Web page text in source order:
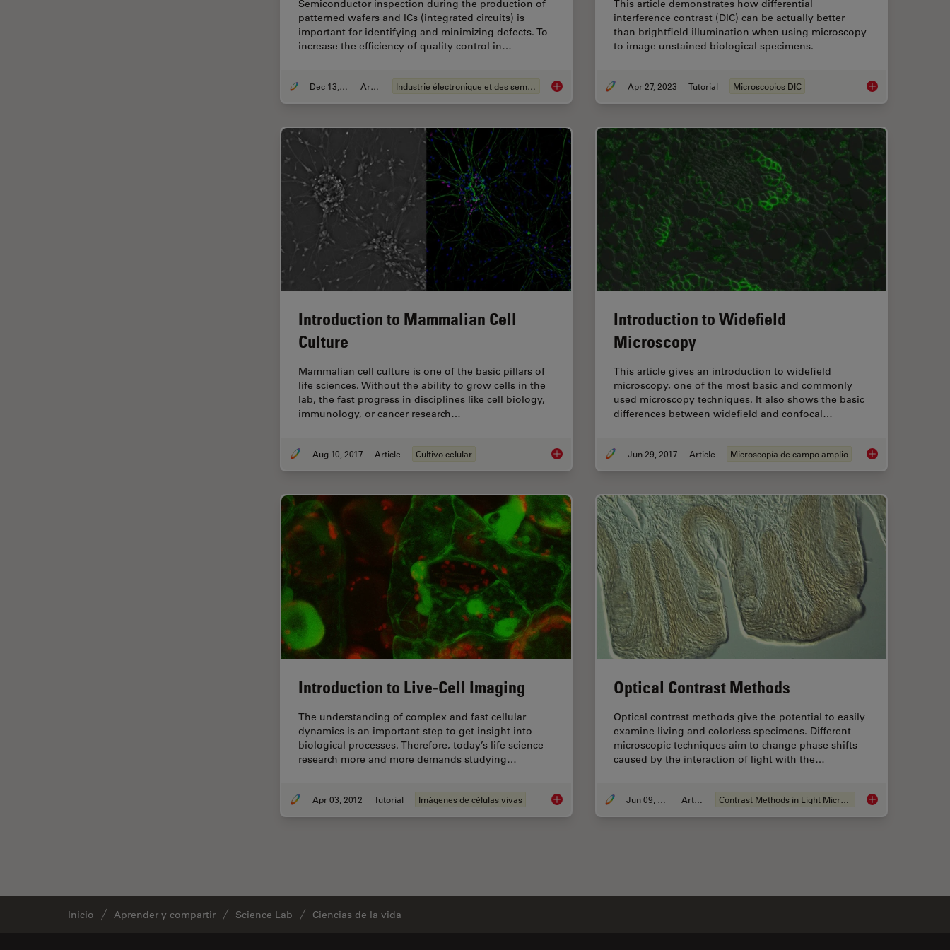
Granos
Historia
Semiconductor inspection during the production of
patterned wafers and ICs (integrated circuits) is
important for identifying and minimizing defects. To
increase the efficiency of quality control in…
Dec 13, 2023 Article Industrie électronique et des semi-conducteurs Rapid Semiconductor Inspection with Microscope Contrast Methods
This article demonstrates how differential
interference contrast (DIC) can be actually better
than brightfield illumination when using microscopy
to image unstained biological specimens.
Apr 27, 2023 Tutorial Microscopios DIC Differential
Introduction to Mammalian Cell
Culture
Mammalian cell culture is one of the basic pillars of
life sciences. Without the ability to grow cells in the
lab, the fast progress in disciplines like cell biology,
immunology, or cancer research…
Aug 10, 2017 Article Cultivo celular Introduction to Mammalian Cell Culture
Introduction to Widefield
Microscopy
This article gives an introduction to widefield
microscopy, one of the most basic and commonly
used microscopy techniques. It also shows the basic
differences between widefield and confocal…
Jun 29, 2017 Article Microscopía de campo amplio Introduction to
Introduction to Live-Cell Imaging
The understanding of complex and fast cellular
dynamics is an important step to get insight into
biological processes. Therefore, today’s life science
research more and more demands studying…
Apr 03, 2012 Tutorial Imágenes de células vivas Introduction to Live-Cell Imaging
Optical Contrast Methods
Optical contrast methods give the potential to easily
examine living and colorless specimens. Different
microscopic techniques aim to change phase shifts
caused by the interaction of light with the…
Jun 09, 2011 Article Contrast Methods in Light Microscopy Optical Contrast
Inicio Aprender y compartir Science Lab Ciencias de la vida